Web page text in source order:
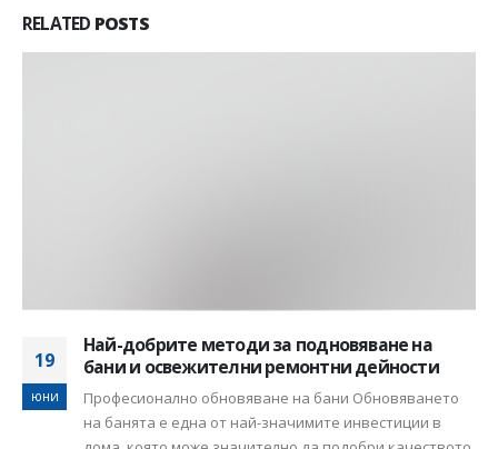
RELATED POSTS
19
юни
Най-добрите методи за подновяване на
бани и освежителни ремонтни дейности
Професионално обновяване на бани Обновяването
на банята е една от най-значимите инвестиции в